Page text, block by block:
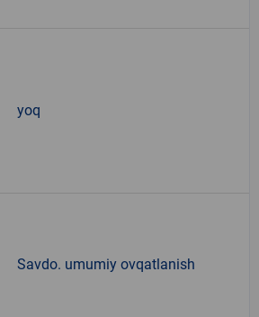
yoq
Savdo. umumiy ovqatlanish